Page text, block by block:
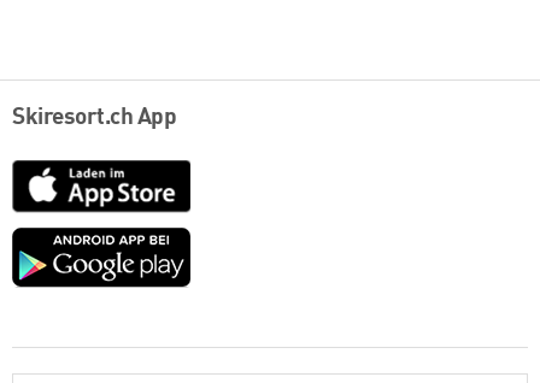
Skiresort.ch App
App
Store
Google